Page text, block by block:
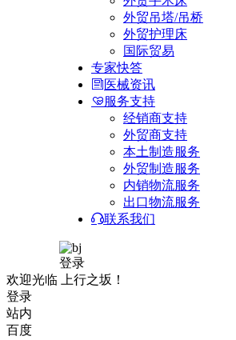
外贸吊塔/吊桥
外贸护理床
国际贸易
专家快答
医械资讯
服务支持
经销商支持
外贸商支持
本土制造服务
外贸制造服务
内销物流服务
出口物流服务
联系我们
登录
欢迎光临 上行之坂！
登录
站内
百度